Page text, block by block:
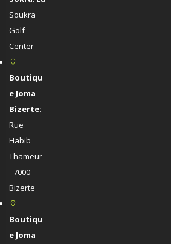
Soukra
Golf
Center
Boutiqu
e Joma
Bizerte:
Rue
Habib
Thameur
- 7000
Bizerte
Boutiqu
e Joma